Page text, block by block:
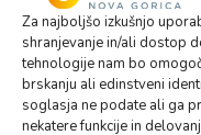
Za najboljšo izkušnjo
shranjevanje in/ali dostop
tehnologije nam bo
brskanju ali edinstveni
soglasja ne podate ali ga
nekatere funkcije in
Kdo odda
Vlagatelj
Vlogo za priključitev na